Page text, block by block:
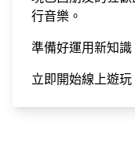
行音樂。
準備好運用新知
立即開始線上遊玩